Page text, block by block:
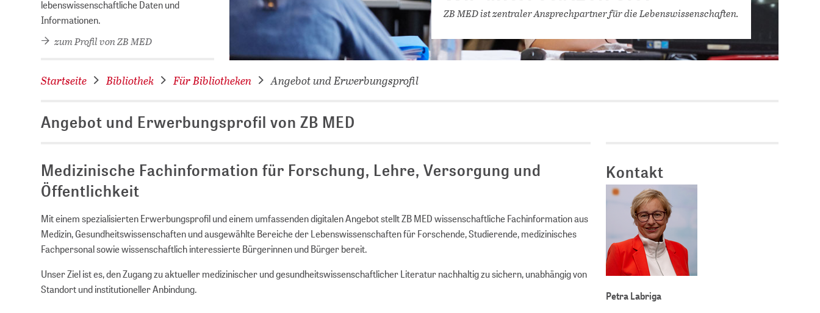
VERNETZEN: WIR FÜR SIE
DATENBANKEN (DBIS)
DIGITALE SAMMLUNGEN
Abschlussarbeiten bei
ZB MED
lebenswissenschaftliche Daten und
Informationen.
zum Profil von ZB MED
ZB MED ist zentraler Ansprechpartner für die Lebens­wissen­schaften.
Startseite Bibliothek Für Bibliotheken Angebot und Erwerbungsprofil
Angebot und Erwerbungsprofil von ZB MED
Medizinische Fachinformation für Forschung, Lehre, Versorgung und
Öffentlichkeit
Mit einem spezialisierten Erwerbungsprofil und einem umfassenden digitalen Angebot stellt ZB MED wissenschaftliche Fachinformation aus
Medizin, Gesundheitswissenschaften und ausgewählte Bereiche der Lebenswissenschaften für Forschende, Studierende, medizinisches
Fachpersonal sowie wissenschaftlich interessierte Bürgerinnen und Bürger bereit.
Unser Ziel ist es, den Zugang zu aktueller medizinischer und gesundheitswissenschaftlicher Literatur nachhaltig zu sichern, unabhängig von
Standort und institutioneller Anbindung.
Kontakt
Petra Labriga